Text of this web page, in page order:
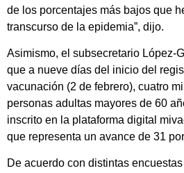
de los porcentajes más bajos que
transcurso de la epidemia”, dijo.
Asimismo, el subsecretario López-
que a nueve días del inicio del
vacunación (2 de febrero), cuatro
personas adultas mayores de 60
inscrito en la plataforma digital
que representa un avance de 31
De acuerdo con distintas